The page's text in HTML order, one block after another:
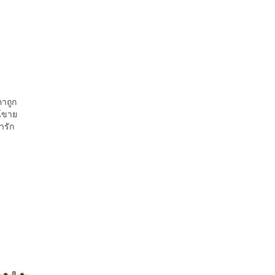
ถูก
าย
รัก